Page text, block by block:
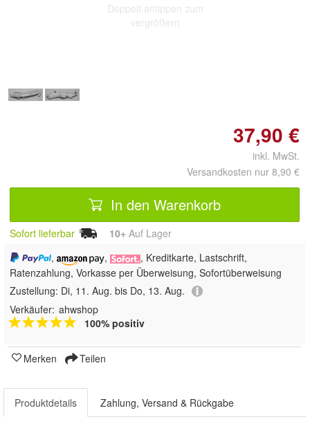
Doppelt antippen zum
vergrößern
37,90 €
inkl. MwSt.
Versandkosten nur 8,90 €
In den Warenkorb
Sofort lieferbar 10+ Auf Lager
,
,
, Kreditkarte, Lastschrift,
Ratenzahlung, Vorkasse per Überweisung, Sofortüberweisung
Zustellung: Di, 11. Aug. bis Do, 13. Aug.
Verkäufer: ahwshop
100% positiv
Merken Teilen
Produktdetails Zahlung, Versand & Rückgabe